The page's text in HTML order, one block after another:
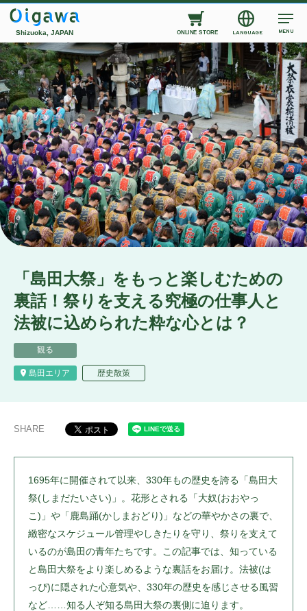
Shizuoka, JAPAN ONLINE STORE LANGUAGE MENU
「島田大祭」をもっと楽しむための
裏話！祭りを支える究極の仕事人と
法被に込められた粋な心とは？
観る
島田エリア 歴史散策
SHARE
1695年に開催されて以来、330年もの歴史を誇る「島田大
祭(しまだたいさい)」。花形とされる「大奴(おおやっ
こ)」や「鹿島踊(かしまおどり)」などの華やかさの裏で、
緻密なスケジュール管理やしきたりを守り、祭りを支えて
いるのが島田の青年たちです。この記事では、知っている
と島田大祭をより楽しめるような裏話をお届け。法被(は
っぴ)に隠された心意気や、330年の歴史を感じさせる風習
など……知る人ぞ知る島田大祭の裏側に迫ります。